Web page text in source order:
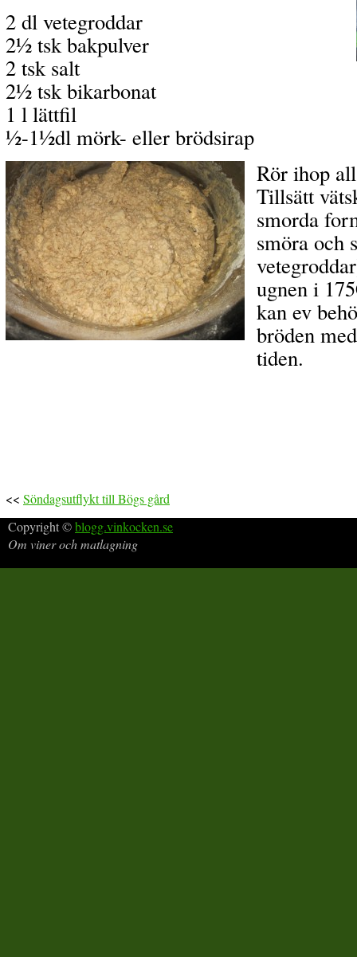
2 dl vetegroddar
2½ tsk bakpulver
2 tsk salt
2½ tsk bikarbonat
1 l lättfil
½-1½dl mörk- eller brödsirap
Rör ihop
Tillsätt
smorda
smöra och
ugnen i
kan ev
bröden
tiden.
<< Söndagsutflykt till Bögs gård
Copyright ©blogg.vinkocken.se
Om viner och matlagning